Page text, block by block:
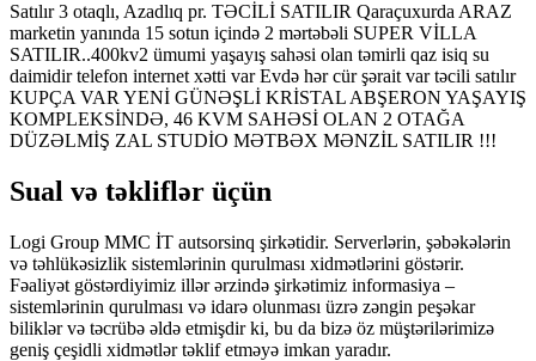
Satılır 3 otaqlı, Azadlıq pr. TƏCİLİ SATILIR Qaraçuxurda ARAZ
marketin yanında 15 sotun içində 2 mərtəbəli SUPER VİLLA
SATILIR..400kv2 ümumi yaşayış sahəsi olan təmirli qaz isiq su
daimidir telefon internet xətti var Evdə hər cür şərait var təcili satılır
KUPÇA VAR YENİ GÜNƏŞLİ KRİSTAL ABŞERON YAŞAYIŞ
KOMPLEKSİNDƏ, 46 KVM SAHƏSİ OLAN 2 OTAĞA
DÜZƏLMİŞ ZAL STUDİO MƏTBƏX MƏNZİL SATILIR !!!
Sual və təkliflər üçün
Logi Group MMC İT autsorsinq şirkətidir. Serverlərin, şəbəkələrin
və təhlükəsizlik sistemlərinin qurulması xidmətlərini göstərir.
Fəaliyət göstərdiyimiz illər ərzində şirkətimiz informasiya –
sistemlərinin qurulması və idarə olunması üzrə zəngin peşəkar
biliklər və təcrübə əldə etmişdir ki, bu da bizə öz müştərilərimizə
geniş çeşidli xidmətlər təklif etməyə imkan yaradır.